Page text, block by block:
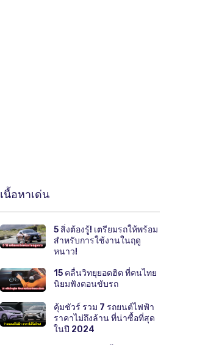
เนื้อหาเด่น
5 สิ่งต้องรู้! เตรียมรถให้พร้อม
สำหรับการใช้งานในฤดู
หนาว!
15 คลื่นวิทยุยอดฮิต ที่คนไทย
นิยมฟังตอนขับรถ
คุ้มชัวร์ รวม 7 รถยนต์ไฟฟ้า
ราคาไม่ถึงล้าน ที่น่าซื้อที่สุด
ในปี 2024